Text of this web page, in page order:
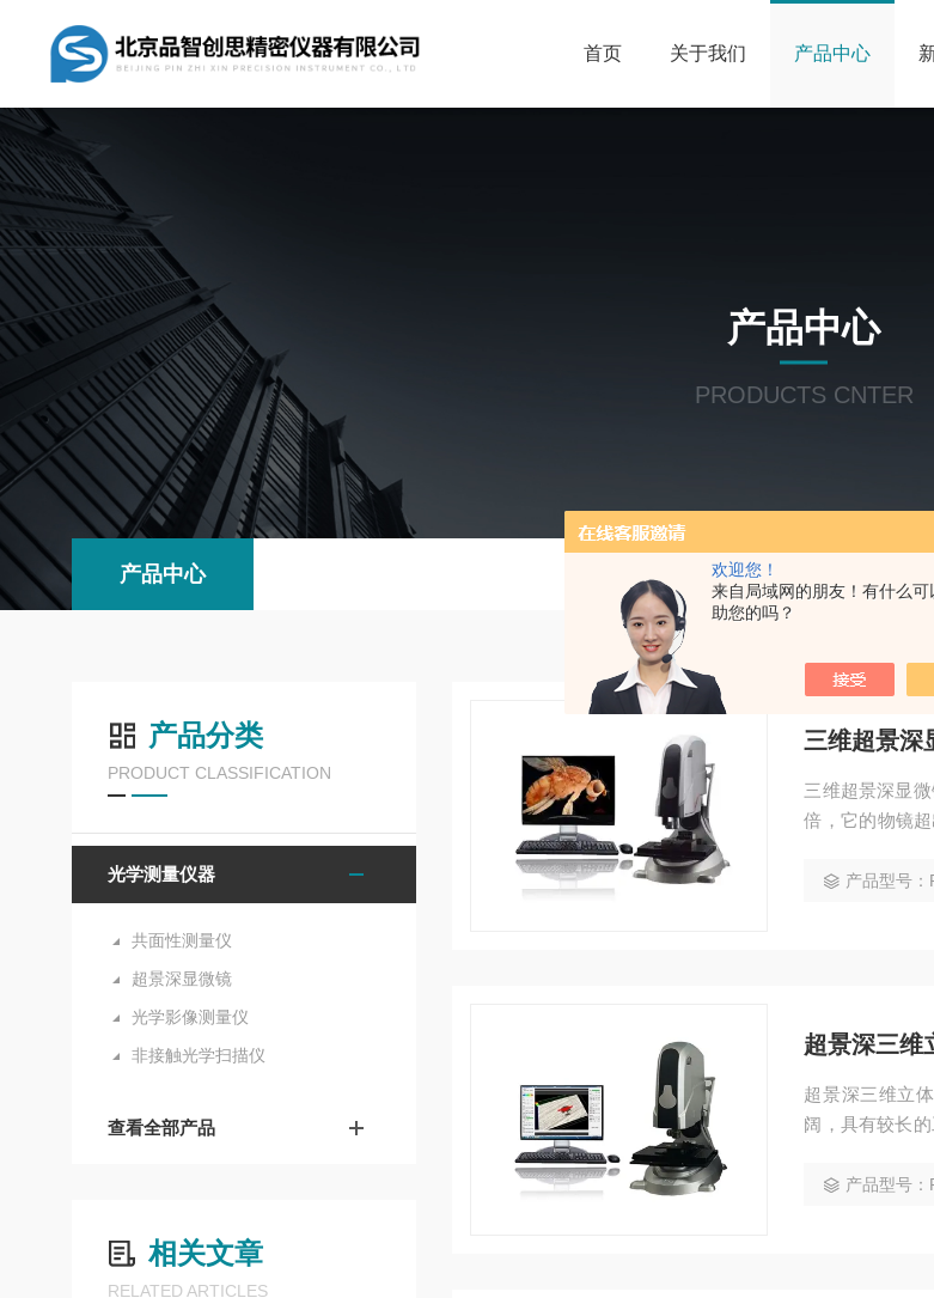
欢迎您！
来自局域网的朋友！有什么可
助您的吗？
首页 关于我们 产品中心
产品中心
PRODUCTS CNTER
产品中心
产品分类
PRODUCT CLASSIFICATION
光学测量仪器
共面性测量仪
超景深显微镜
光学影像测量仪
非接触光学扫描仪
查看全部产品
相关文章
RELATED ARTICLES
三维超景深
三维超景深显
倍，它的物镜
感，操作时可
产品型号
超景深三维
超景深三维立
阔，具有较长
产品型号